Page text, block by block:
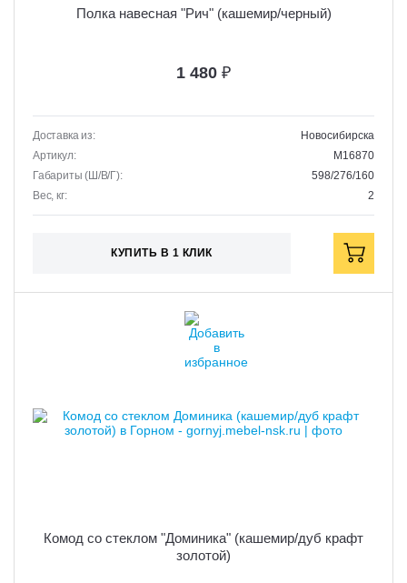
Полка навесная "Рич" (кашемир/черный)
1 480 ₽
Доставка из:
Новосибирска
Артикул:
M16870
Габариты (Ш/В/Г):
598/276/160
Вес, кг:
2
КУПИТЬ В 1 КЛИК
Комод со стеклом "Доминика" (кашемир/дуб крафт
золотой)